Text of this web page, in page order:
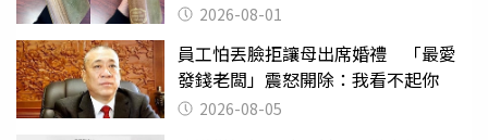
2026-08-01
員工怕丟臉拒讓母出席婚禮 「最愛
發錢老闆」震怒開除：我看不起你
2026-08-05